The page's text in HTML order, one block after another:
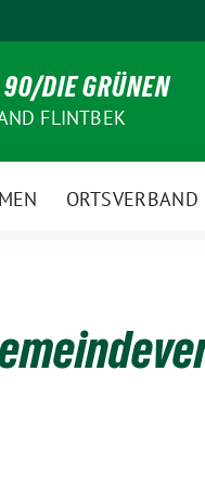
DIE GRÜNEN
FLINTBEK
ORTSVERBAND